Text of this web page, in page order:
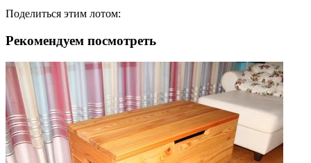
Поделиться этим лотом:
Рекомендуем посмотреть